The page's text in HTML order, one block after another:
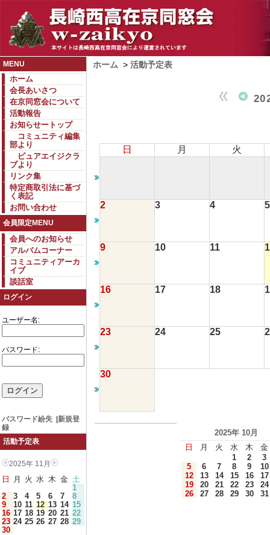
MENU
ホーム
会長あいさつ
在京同窓会について
活動報告
お知らせートップ
コミュニティ編集
部より
ピュアエイジクラ
ブより
リンク集
特定商取引法に基づ
く表記
お問い合わせ
会員限定MENU
会員へのお知らせ
アルバムコーナー
コミュニティアーカ
イブ
談話室
ログイン
ユーザー名:
パスワード:
パスワード紛失
新規登
録
活動予定表
2025年 11月
日 月 火 水 木 金 土
1
2
3 4 5 6 7
8
9
10 11 12 13 14 15
16 17 18 19 20 21 22
23 24 25 26 27 28 29
30
ホーム > 活動予定表
日 月 火
2 3 4 5
9 10 11
16 17 18
23 24 25
30
2025年 10月
日
月 火 水 木
金
1
2
3
5
6 7 8 9
10
12
13 14 15 16
17
19
20 21 22 23
24
26
27 28 29 30 31